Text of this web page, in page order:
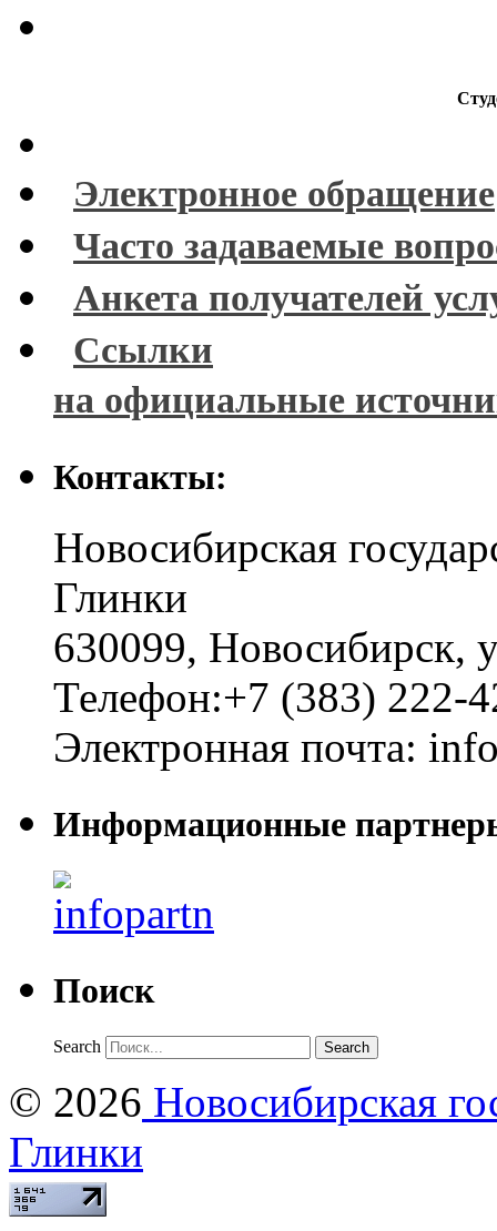
Электронное обращение
Часто задаваемые
Анкета получателей
Ссылки
на официальные
Контакты:
Новосибирская
Глинки
630099, Новосибирск,
Телефон:+7 (383) 222-
Электронная почта:
Информационные
Поиск
Search
© 2026 Новосибирская
Глинки